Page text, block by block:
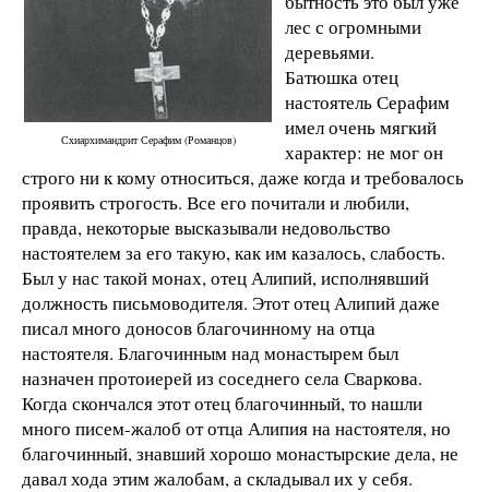
Схиархимандрит Серафим (Романцов)
лес с огромными
деревьями.
Батюшка отец
настоятель Серафим
имел очень мягкий
характер: не мог он
строго ни к кому относиться, даже когда и требовалось
проявить строгость. Все его почитали и любили,
правда, некоторые высказывали недовольство
настоятелем за его такую, как им казалось, слабость.
Был у нас такой монах, отец Алипий, исполнявший
должность письмоводителя. Этот отец Алипий даже
писал много доносов благочинному на отца
настоятеля. Благочинным над монастырем был
назначен протоиерей из соседнего села Сваркова.
Когда скончался этот отец благочинный, то нашли
много писем-жалоб от отца Алипия на настоятеля, но
благочинный, знавший хорошо монастырские дела, не
давал хода этим жалобам, а складывал их у себя.